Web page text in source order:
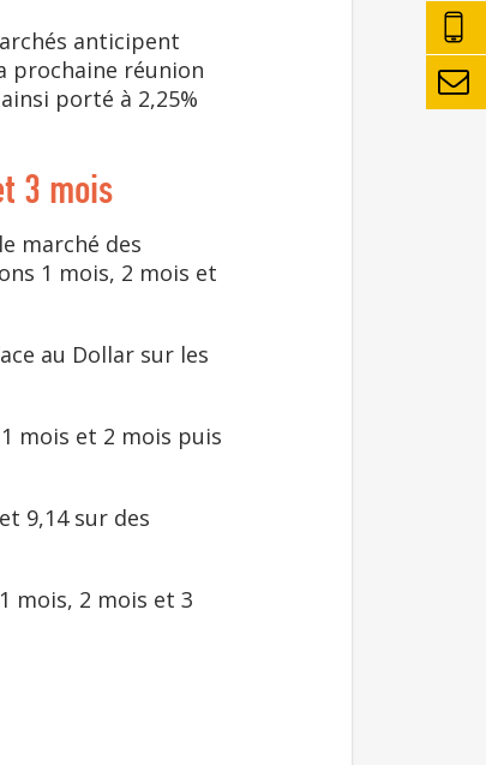
anticipent
prochaine réunion
porté à 2,25%
3 mois
marché des
1 mois, 2 mois et
au Dollar sur les
mois et 2 mois puis
9,14 sur des
mois, 2 mois et 3